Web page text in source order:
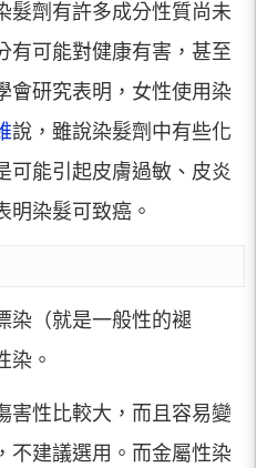
髮劑有許多成分性質尚未
有可能對健康有害，甚至
會研究表明，女性使用染
說，雖說染髮劑中有些化
可能引起皮膚過敏、皮炎
明染髮可致癌。
染（就是一般性的褪
染。
害性比較大，而且容易變
不建議選用。而金屬性染